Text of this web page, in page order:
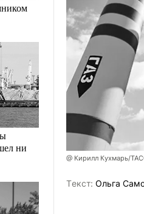
ни
@ Кирилл Кухмарь/
Tекст: Ольга